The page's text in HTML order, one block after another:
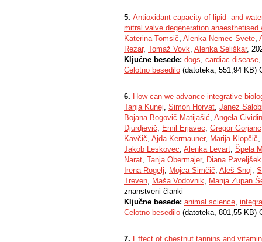
5. Antioxidant capacity of lipid- and
mitral valve degeneration anaesthetised
Katerina Tomsič, Alenka Nemec Svete,
Rezar, Tomaž Vovk, Alenka Seliškar,
Ključne besede: dogs, cardiac disease
Celotno besedilo (datoteka, 551,94 KB)
6. How can we advance integrative
Tanja Kunej, Simon Horvat, Janez
Bojana Bogovič Matijašić, Angela
Djurdjevič, Emil Erjavec, Gregor Gorjanc
Kavčič, Ajda Kermauner, Marija Klopčič,
Jakob Leskovec, Alenka Levart, Špela
Narat, Tanja Obermajer, Diana Paveljšek
Irena Rogelj, Mojca Simčič, Aleš Snoj,
Treven, Maša Vodovnik, Manja Zupan
znanstveni članki
Ključne besede: animal science,
Celotno besedilo (datoteka, 801,55 KB)
7. Effect of chestnut tannins and